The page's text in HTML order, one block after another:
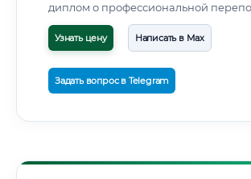
диплом о профессиональной
Узнать цену Написать в Max
Задать вопрос в Telegram